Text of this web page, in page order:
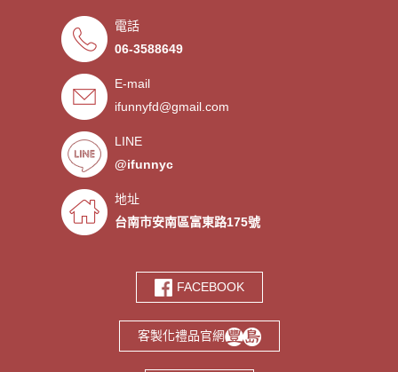
．來圖印製氣囊支架 低起訂量
．超低價少量手環客製
．禮贈品客製化服務，歡迎免費
索取樣品。
．氣囊支架客製服務 - 2019/08/30
．廣告扇製作工廠 -競選造勢熱
門宣傳贈品
．宮廟神明結緣品訂做
．水晶滴膠氣囊支架製作
．客製氣囊手機支架 - 2019/06/18
．鑰匙圈少量客製印刷歡迎打樣‎ - 2019/05/10
．鑰匙圈客製化專家 - 2019/05/10
．台南螢幕擦拭貼製造廠商‎ - 2019/05/07
．選舉宣傳造勢擦拭貼訂做 - 2019/05/06
電話
06-3588649
E-mail
ifunnyfd@gmail.com
LINE
@ifunnyc
地址
台南市安南區富東路175號
FACEBOOK
客製化禮品官網